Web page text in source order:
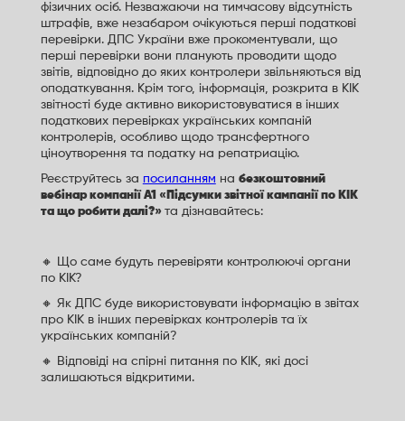
фізичних осіб. Незважаючи на тимчасову відсутність
штрафів, вже незабаром очікуються перші податкові
перевірки. ДПС України вже прокоментували, що
перші перевірки вони планують проводити щодо
звітів, відповідно до яких контролери звільняються від
оподаткування. Крім того, інформація, розкрита в КІК
звітності буде активно використовуватися в інших
податкових перевірках українських компаній
контролерів, особливо щодо трансфертного
ціноутворення та податку на репатриацію.
Реєструйтесь за посиланням на безкоштовний
вебінар компанії А1 «Підсумки звітної кампанії по КІК
та що робити далі?» та дізнавайтесь:
🔸 Що саме будуть перевіряти контролюючі органи
по КІК?
🔸 Як ДПС буде використовувати інформацію в звітах
про КІК в інших перевірках контролерів та їх
українських компаній?
🔸 Відповіді на спірні питання по КІК, які досі
залишаються відкритими.